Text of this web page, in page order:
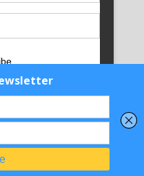
Catch Themes